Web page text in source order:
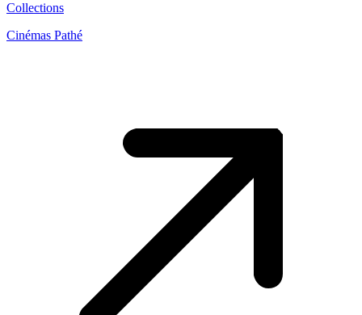
Collections
Cinémas Pathé